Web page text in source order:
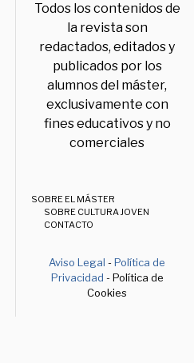
Todos los contenidos de
la revista son
redactados, editados y
publicados por los
alumnos del máster,
exclusivamente con
fines educativos y no
comerciales
SOBRE EL MÁSTER
SOBRE CULTURA JOVEN
CONTACTO
Aviso Legal -Política de
Privacidad - Política de
Cookies